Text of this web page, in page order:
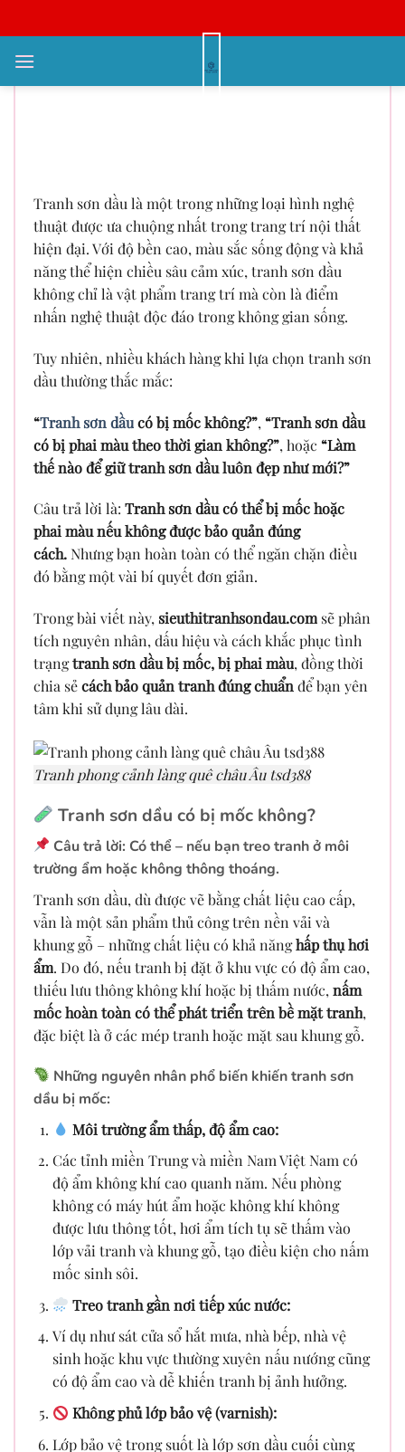
qua
nội
Tranh Sơn Dầu Có Bị Mốc, Phai
Tranh sơn dầu là một trong những loại hình nghệ
thuật được ưa chuộng nhất trong trang trí nội thất
hiện đại. Với độ bền cao, màu sắc sống động và khả
năng thể hiện chiều sâu cảm xúc, tranh sơn dầu
không chỉ là vật phẩm trang trí mà còn là điểm
nhấn nghệ thuật độc đáo trong không gian sống.
Tuy nhiên, nhiều khách hàng khi lựa chọn tranh sơn
dầu thường thắc mắc:
“Tranh sơn dầucó bị mốc không?”, “Tranh sơn dầu
có bị phai màu theo thời gian không?”, hoặc “Làm
thế nào để giữ tranh sơn dầu luôn đẹp như mới?”
Câu trả lời là: Tranh sơn dầu có thể bị mốc hoặc
phai màu nếu không được bảo quản đúng
cách.Nhưng bạn hoàn toàn có thể ngăn chặn điều
đó bằng một vài bí quyết đơn giản.
Trong bài viết này, sieuthitranhsondau.com sẽ phân
tích nguyên nhân, dấu hiệu và cách khắc phục tình
trạngtranh sơn dầu bị mốc, bị phai màu, đồng thời
chia sẻcách bảo quản tranh đúng chuẩn để bạn yên
tâm khi sử dụng lâu dài.
Tranh phong cảnh làng quê châu Âu tsd388
Tranh sơn dầu có bị mốc không?
Câu trả lời: Có thể – nếu bạn treo tranh ở môi
trường ẩm hoặc không thông thoáng.
Tranh sơn dầu, dù được vẽ bằng chất liệu cao cấp,
vẫn là một sản phẩm thủ công trên nền vải và
khung gỗ – những chất liệu có khả nănghấp thụ hơi
ẩm. Do đó, nếu tranh bị đặt ở khu vực có độ ẩm cao,
thiếu lưu thông không khí hoặc bị thấm nước, nấm
mốc hoàn toàn có thể phát triển trên bề mặt tranh,
đặc biệt là ở các mép tranh hoặc mặt sau khung gỗ.
Những nguyên nhân phổ biến khiến tranh sơn
dầu bị mốc:
Môi trường ẩm thấp, độ ẩm cao:
Các tỉnh miền Trung và miền Nam Việt Nam có
độ ẩm không khí cao quanh năm. Nếu phòng
không có máy hút ẩm hoặc không khí không
được lưu thông tốt, hơi ẩm tích tụ sẽ thấm vào
lớp vải tranh và khung gỗ, tạo điều kiện cho nấm
mốc sinh sôi.
Treo tranh gần nơi tiếp xúc nước:
Ví dụ như sát cửa sổ hắt mưa, nhà bếp, nhà vệ
sinh hoặc khu vực thường xuyên nấu nướng cũng
có độ ẩm cao và dễ khiến tranh bị ảnh hưởng.
Không phủ lớp bảo vệ (varnish):
Lớp bảo vệ trong suốt là lớp sơn dầu cuối cùng